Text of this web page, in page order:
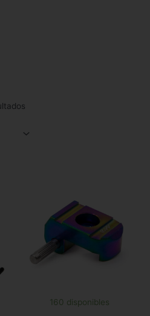
160 disponibles